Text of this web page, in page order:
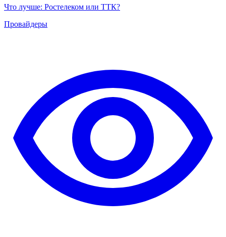
Что лучше: Ростелеком или ТТК?
Провайдеры